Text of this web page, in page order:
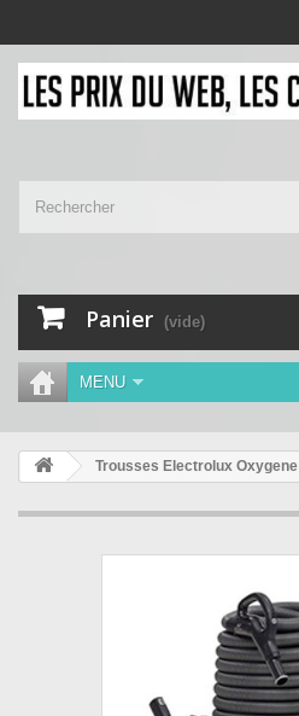
Panier (vide)
MENU
Trousses Electrolux Oxygene